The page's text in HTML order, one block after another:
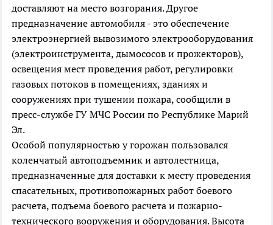
доставляют на место возгорания. Другое
предназначение автомобиля - это обеспечение
электроэнергией вывозимого электрооборудования
(электроинструмента, дымососов и прожекторов),
освещения мест проведения работ, регулировки
газовых потоков в помещениях, зданиях и
сооружениях при тушении пожара, сообщили в
пресс-службе ГУ МЧС России по Республике Марий
Эл.
Особой популярностью у горожан пользовался
коленчатый автоподъемник и автолестница,
предназначенные для доставки к месту проведения
спасательных, противопожарных работ боевого
расчета, подъема боевого расчета и пожарно-
технического вооружения и оборудования. Высота